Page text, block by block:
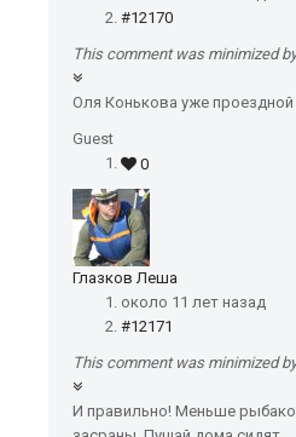
#12170
This comment was minimized
Оля Конькова уже проездной
Guest
0
Глазков Леша
около 11 лет назад
#12171
This comment was minimized
И правильно! Меньше